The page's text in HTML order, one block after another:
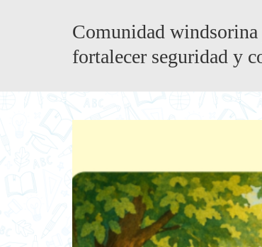
Comunidad
fortalecer seguridad y